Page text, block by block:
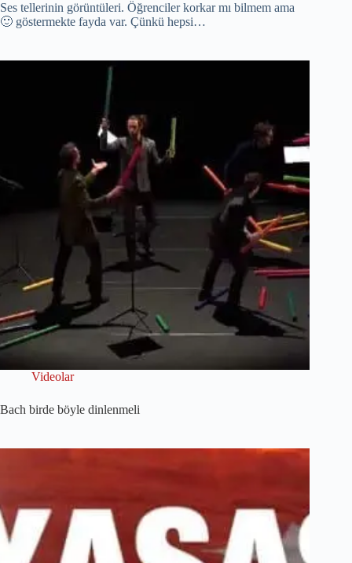
Ses tellerinin görüntüleri. Öğrenciler korkar mı bilmem ama
🙂 göstermekte fayda var. Çünkü hepsi…
Videolar
Bach birde böyle dinlenmeli